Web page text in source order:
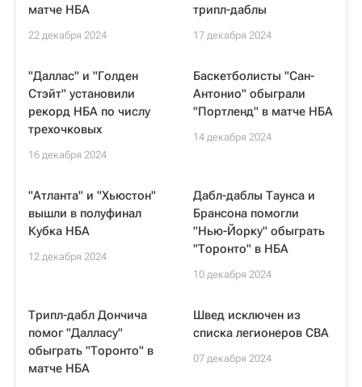
матче НБА
22 декабря 2024
трипл-даблы
17 декабря 2024
"Даллас" и "Голден
Стэйт" установили
рекорд НБА по числу
трехочковых
16 декабря 2024
Баскетболисты "Сан-
Антонио" обыграли
"Портленд" в матче НБА
14 декабря 2024
"Атланта" и "Хьюстон"
вышли в полуфинал
Кубка НБА
12 декабря 2024
Дабл-даблы Таунса и
Брансона помогли
"Нью-Йорку" обыграть
"Торонто" в НБА
10 декабря 2024
Трипл-дабл Дончича
помог "Далласу"
обыграть "Торонто" в
матче НБА
Швед исключен из
списка легионеров CBA
07 декабря 2024